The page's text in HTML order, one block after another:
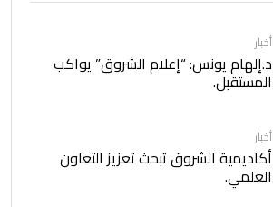
أخبار
د.إلهام يونس: “إعلام الشروق” يواكب
المستقبل.
أخبار
أكاديمية الشروق تبحث تعزيز التعاون
العلمي.